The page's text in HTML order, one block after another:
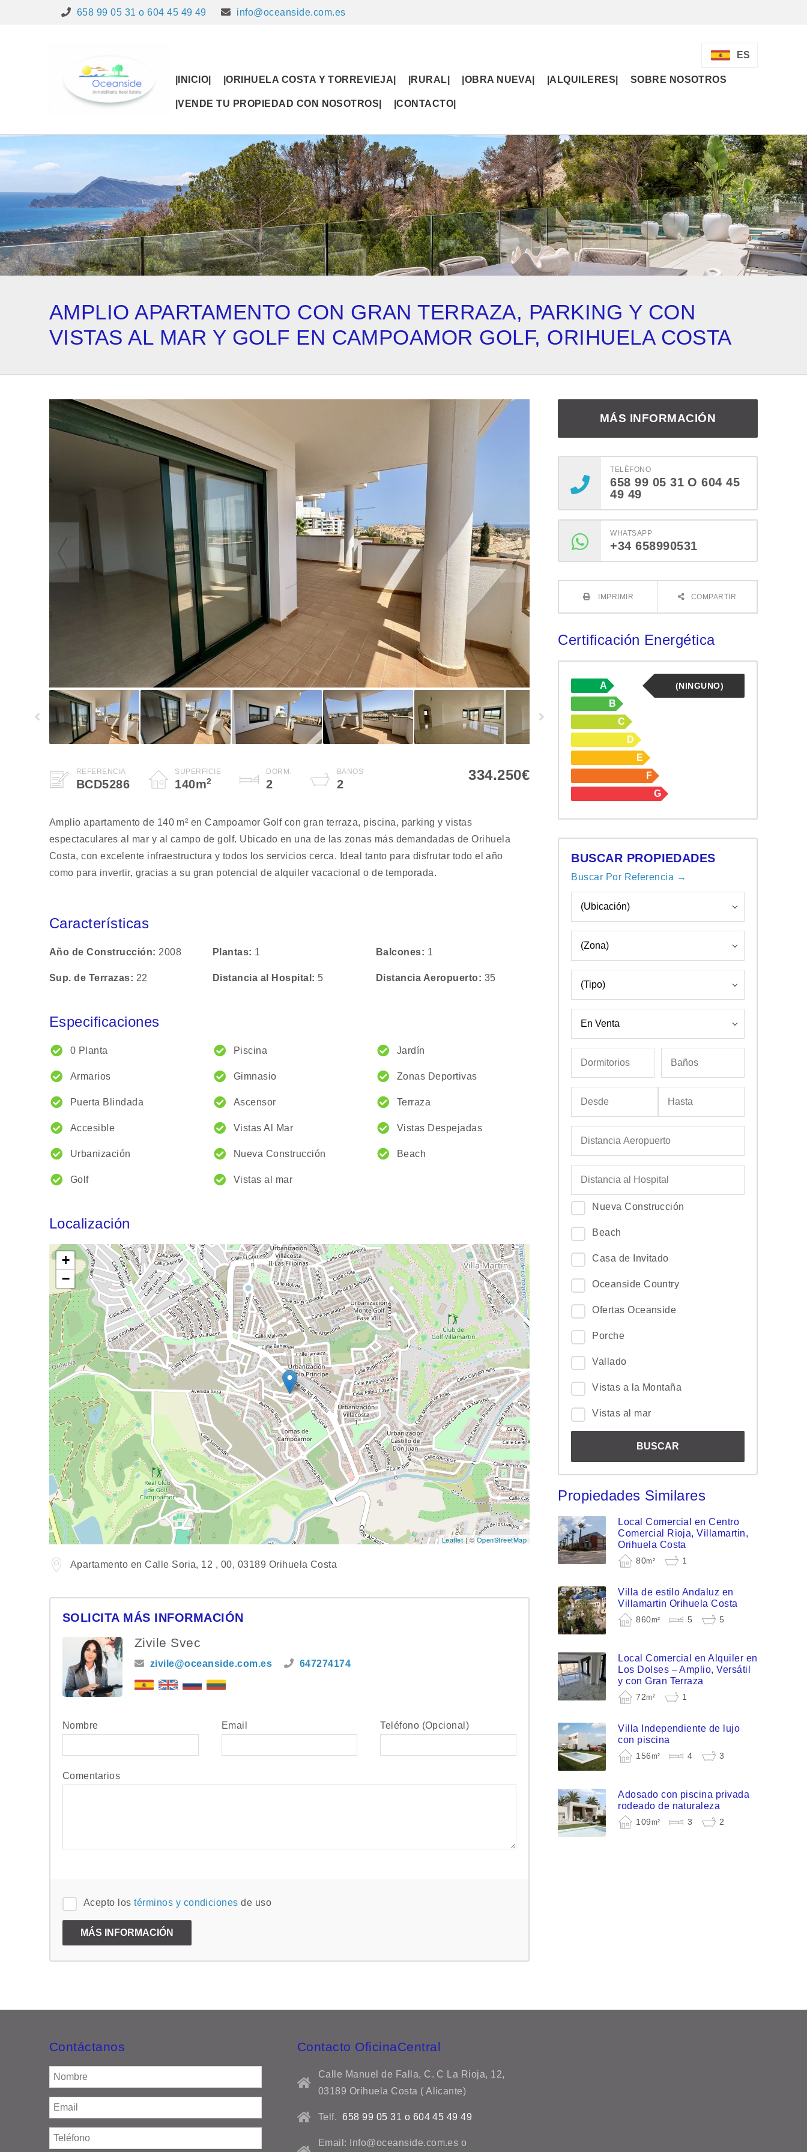
658 99 05 31 o 604 45 49 49 info@oceanside.com.es
ES
|INICIO| |ORIHUELA COSTA Y TORREVIEJA| |RURAL| |OBRA NUEVA| |ALQUILERES| SOBRE NOSOTROS
|VENDE TU PROPIEDAD CON NOSOTROS| |CONTACTO|
AMPLIO APARTAMENTO CON GRAN TERRAZA, PARKING Y CON
VISTAS AL MAR Y GOLF EN CAMPOAMOR GOLF, ORIHUELA COSTA
334.250€
REFERENCIA
BCD5286
SUPERFICIE
140m2
DORM.
2
BAÑOS
2
Amplio apartamento de 140 m² en Campoamor Golf con gran terraza, piscina, parking y vistas
espectaculares al mar y al campo de golf. Ubicado en una de las zonas más demandadas de Orihuela
Costa, con excelente infraestructura y todos los servicios cerca. Ideal tanto para disfrutar todo el año
como para invertir, gracias a su gran potencial de alquiler vacacional o de temporada.
Características
Año de Construcción 2008 Plantas 1 Balcones 1
Sup. de Terrazas 22 Distancia al Hospital 5 Distancia Aeropuerto 35
Especificaciones
0 Planta Piscina Jardín
Armarios Gimnasio Zonas Deportivas
Puerta Blindada Ascensor Terraza
Accesible Vistas Al Mar Vistas Despejadas
Urbanización Nueva Construcción Beach
Golf Vistas al mar
Localización
+
−
Leaflet| © OpenStreetMap
Apartamento en Calle Soria, 12 , 00, 03189 Orihuela Costa
SOLICITA MÁS INFORMACIÓN
Zivile Svec
zivile@oceanside.com.es 647274174
Nombre Email Teléfono (Opcional)
Comentarios
Acepto lostérminos y condiciones de uso
MÁS INFORMACIÓN
TELÉFONO
658 99 05 31 O 604 45
49 49
WHATSAPP
+34 658990531
IMPRIMIR COMPARTIR
Certificación Energética
(NINGUNO)
A
B
C
D
E
F
G
BUSCAR PROPIEDADES
Buscar Por Referencia →
Nueva Construcción
Beach
Casa de Invitado
Oceanside Country
Ofertas Oceanside
Porche
Vallado
Vistas a la Montaña
Vistas al mar
Propiedades Similares
Local Comercial en Centro
Comercial Rioja, Villamartin,
Orihuela Costa
80m² 1
Villa de estilo Andaluz en
Villamartin Orihuela Costa
860m² 5 5
Local Comercial en Alquiler en
Los Dolses – Amplio, Versátil
y con Gran Terraza
72m² 1
Villa Independiente de lujo
con piscina
156m² 4 3
Adosado con piscina privada
rodeado de naturaleza
109m² 3 2
Contáctanos Contacto OficinaCentral
Calle Manuel de Falla, C. C La Rioja, 12,
03189 Orihuela Costa ( Alicante)
Telf. 658 99 05 31 o 604 45 49 49
Email: Info@oceanside.com.es o